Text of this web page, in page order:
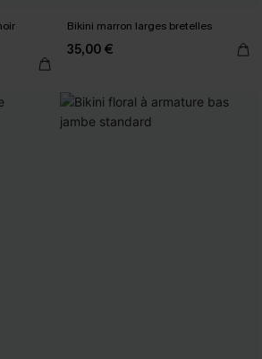
Bikini marron larges bretelles
35,00 €